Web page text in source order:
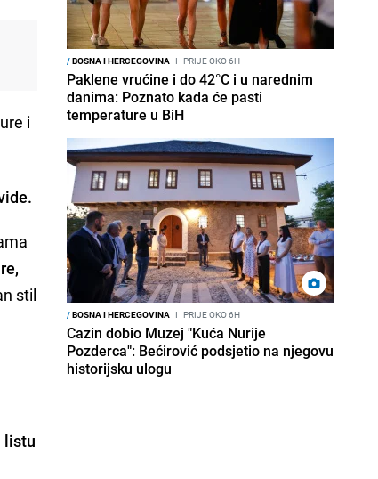
i
stil
listu
/BOSNA I HERCEGOVINA I PRIJE OKO 6H
Paklene vrućine i do 42°C i u narednim
danima: Poznato kada će pasti
temperature u BiH
/BOSNA I HERCEGOVINA I PRIJE OKO 6H
Cazin dobio Muzej "Kuća Nurije
Pozderca": Bećirović podsjetio na njegovu
historijsku ulogu